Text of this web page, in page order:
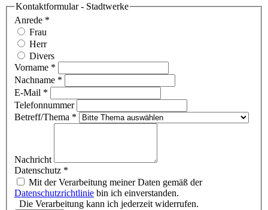
Kontaktformular - Stadtwerke
Anrede *
Frau
Herr
Divers
Vorname *
Nachname *
E-Mail *
Telefonnummer
Betreff/Thema *
Nachricht
Datenschutz *
Mit der Verarbeitung meiner Daten gemäß der
Datenschutzrichtlinie bin ich einverstanden.
Die Verarbeitung kann ich jederzeit widerrufen.